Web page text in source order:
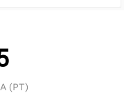
(PT)